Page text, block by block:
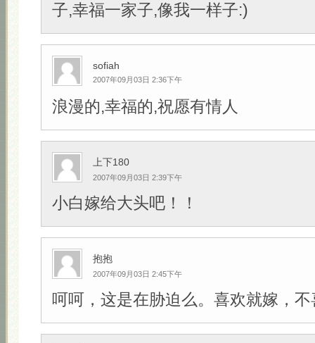
子,幸福一家子,像我一样子:)
sofiah
2007年09月03日 2:36下午
浪漫的,幸福的,祝愿有情人
上下180
2007年09月03日 2:39下午
小白嫁给大头吧！！
抱抱
2007年09月03日 2:45下午
呵呵，这是在胁迫么。喜欢就嫁，